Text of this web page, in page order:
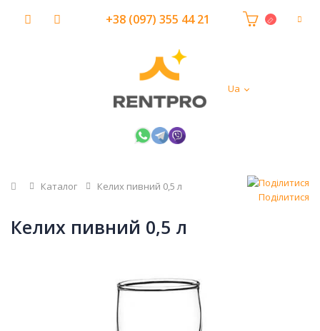
Ua
+38 (097) 355 44 21
Головна
Каталог
Келих пивний 0,5 л
Поділитися
Келих пивний 0,5 л